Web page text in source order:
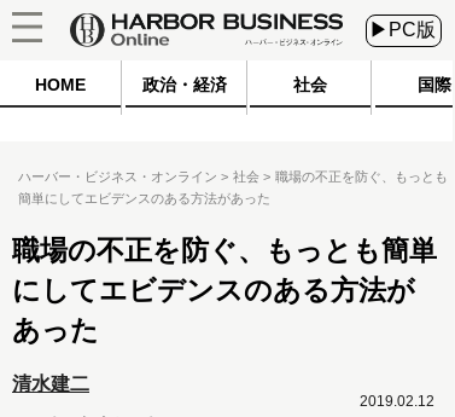
▶PC版
HOME 政治・経済 社会 国際
ハーバー・ビジネス・オンライン 社会
職場の不正を防ぐ、もっとも
簡単にしてエビデンスのある方法があった
職場の不正を防ぐ、もっとも簡単
にしてエビデンスのある方法が
あった
清水建二
2019.02.12